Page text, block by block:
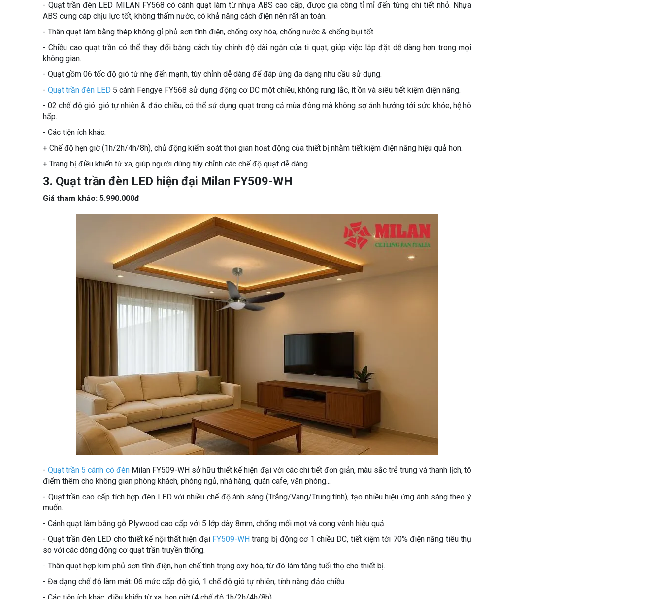
- Quạt trần đèn LED MILAN FY568 có cánh quạt làm từ nhựa ABS cao cấp, được gia công tỉ mỉ đến từng chi tiết nhỏ. Nhựa
ABS cứng cáp chịu lực tốt, không thấm nước, có khả năng cách điện nên rất an toàn.
- Thân quạt làm bằng thép không gỉ phủ sơn tĩnh điện, chống oxy hóa, chống nước & chống bụi tốt.
- Chiều cao quạt trần có thể thay đổi bằng cách tùy chỉnh độ dài ngắn của ti quạt, giúp việc lắp đặt dễ dàng hơn trong mọi
không gian.
- Quạt gồm 06 tốc độ gió từ nhẹ đến mạnh, tùy chỉnh dễ dàng để đáp ứng đa dạng nhu cầu sử dụng.
- Quạt trần đèn LED 5 cánh Fengye FY568 sử dụng động cơ DC một chiều, không rung lắc, ít ồn và siêu tiết kiệm điện năng.
- 02 chế độ gió: gió tự nhiên & đảo chiều, có thể sử dụng quạt trong cả mùa đông mà không sợ ảnh hưởng tới sức khỏe, hệ hô
hấp.
- Các tiện ích khác:
+ Chế độ hẹn giờ (1h/2h/4h/8h), chủ động kiểm soát thời gian hoạt động của thiết bị nhằm tiết kiệm điện năng hiệu quả hơn.
+ Trang bị điều khiển từ xa, giúp người dùng tùy chỉnh các chế độ quạt dễ dàng.
3. Quạt trần đèn LED hiện đại Milan FY509-WH
Giá tham khảo: 5.990.000đ
-Quạt trần 5 cánh có đènMilan FY509-WH sở hữu thiết kế hiện đại với các chi tiết đơn giản, màu sắc trẻ trung và thanh lịch, tô
điểm thêm cho không gian phòng khách, phòng ngủ, nhà hàng, quán cafe, văn phòng...
- Quạt trần cao cấp tích hợp đèn LED với nhiều chế độ ánh sáng (Trắng/Vàng/Trung tính), tạo nhiều hiệu ứng ánh sáng theo ý
muốn.
- Cánh quạt làm bằng gỗ Plywood cao cấp với 5 lớp dày 8mm, chống mối mọt và cong vênh hiệu quả.
- Quạt trần đèn LED cho thiết kế nội thất hiện đạiFY509-WH trang bị động cơ 1 chiều DC, tiết kiệm tới 70% điện năng tiêu thụ
so với các dòng động cơ quạt trần truyền thống.
- Thân quạt hợp kim phủ sơn tĩnh điện, hạn chế tình trạng oxy hóa, từ đó làm tăng tuổi thọ cho thiết bị.
- Đa dạng chế độ làm mát: 06 mức cấp độ gió, 1 chế độ gió tự nhiên, tính năng đảo chiều.